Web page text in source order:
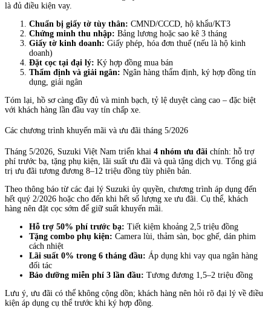
là đủ điều kiện vay.
Chuẩn bị giấy tờ tùy thân: CMND/CCCD, hộ khẩu/KT3
Chứng minh thu nhập: Bảng lương hoặc sao kê 3 tháng
Giấy tờ kinh doanh: Giấy phép, hóa đơn thuế (nếu là hộ kinh
doanh)
Đặt cọc tại đại lý: Ký hợp đồng mua bán
Thẩm định và giải ngân: Ngân hàng thẩm định, ký hợp đồng tín
dụng, giải ngân
Tóm lại, hồ sơ càng đầy đủ và minh bạch, tỷ lệ duyệt càng cao – đặc biệt
với khách hàng lần đầu vay tín chấp xe.
Các chương trình khuyến mãi và ưu đãi tháng 5/2026
Tháng 5/2026, Suzuki Việt Nam triển khai 4 nhóm ưu đãi chính: hỗ trợ
phí trước bạ, tặng phụ kiện, lãi suất ưu đãi và quà tặng dịch vụ. Tổng giá
trị ưu đãi tương đương 8–12 triệu đồng tùy phiên bản.
Theo thông báo từ các đại lý Suzuki ủy quyền, chương trình áp dụng đến
hết quý 2/2026 hoặc cho đến khi hết số lượng xe ưu đãi. Cụ thể, khách
hàng nên đặt cọc sớm để giữ suất khuyến mãi.
Hỗ trợ 50% phí trước bạ: Tiết kiệm khoảng 2,5 triệu đồng
Tặng combo phụ kiện: Camera lùi, thảm sàn, bọc ghế, dán phim
cách nhiệt
Lãi suất 0% trong 6 tháng đầu: Áp dụng khi vay qua ngân hàng
đối tác
Bảo dưỡng miễn phí 3 lần đầu: Tương đương 1,5–2 triệu đồng
Lưu ý, ưu đãi có thể không cộng dồn; khách hàng nên hỏi rõ đại lý về điều
kiện áp dụng cụ thể trước khi ký hợp đồng.